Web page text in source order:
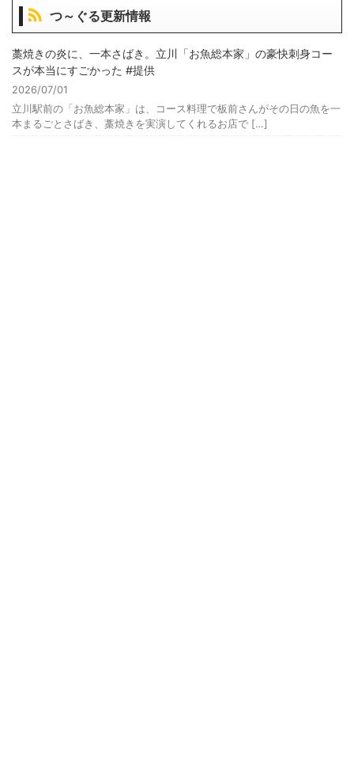
つ～ぐる更新情報
藁焼きの炎に、一本さばき。立川「お魚総本家」の豪快刺身コー
スが本当にすごかった #提供
2026/07/01
立川駅前の「お魚総本家」は、コース料理で板前さんがその日の魚を一
本まるごとさばき、藁焼きを実演してくれるお店で […]